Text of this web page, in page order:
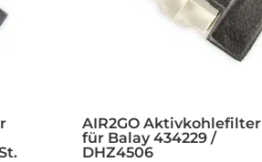
AIR2GO Aktivkohlefilter
für Balay 434229 /
DHZ4506